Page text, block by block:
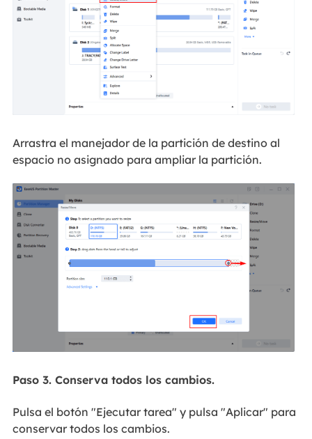
Arrastra el manejador de la partición de destino al
espacio no asignado para ampliar la partición.
Paso 3. Conserva todos los cambios.
Pulsa el botón "Ejecutar tarea" y pulsa "Aplicar" para
conservar todos los cambios.